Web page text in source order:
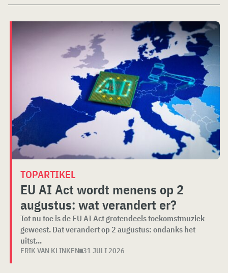
TOPARTIKEL
EU AI Act wordt menens op 2
augustus: wat verandert er?
Tot nu toe is de EU AI Act grotendeels toekomstmuziek
geweest. Dat verandert op 2 augustus: ondanks het
uitst...
ERIK VAN KLINKEN 31 JULI 2026